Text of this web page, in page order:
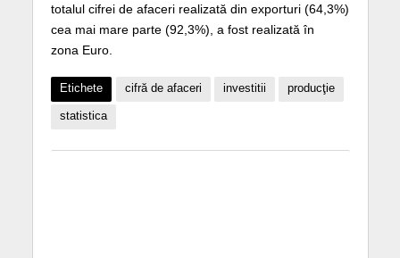
totalul cifrei de afaceri realizată din exporturi (64,3%)
cea mai mare parte (92,3%), a fost realizată în
zona Euro.
Etichete cifră de afaceri investitii producţie
statistica